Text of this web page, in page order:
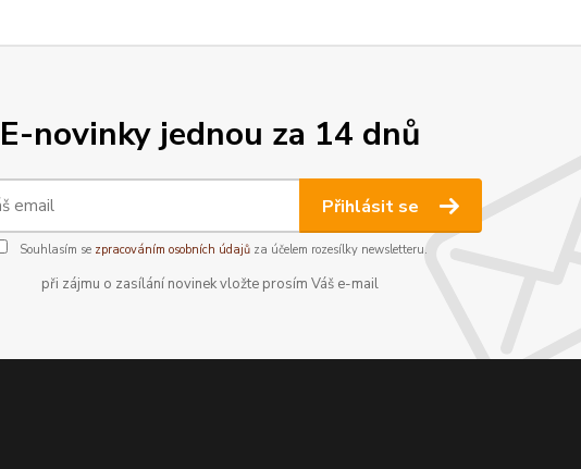
E-novinky jednou za 14 dnů
Přihlásit se
Souhlasím se zpracováním osobních údajůza účelem rozesílky newsletteru.
při zájmu o zasílání novinek vložte prosím Váš e-mail